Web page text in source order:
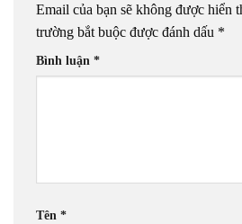
Email của bạn sẽ không được hiển
trường bắt buộc được đánh dấu *
Bình luận *
Tên *